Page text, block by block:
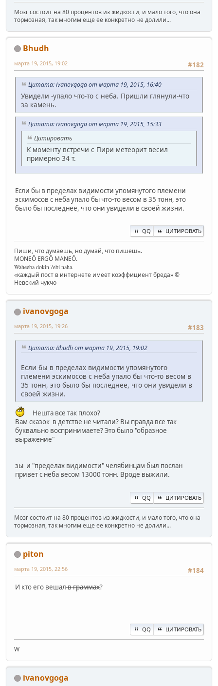
Мозг состоит на 80 процентов из жидкости, и мало того, что она
тормозная, так многим еще ее конкретно не долили...
Bhudh
#182
марта 19, 2015, 19:02
Цитата: ivanovgoga от марта 19, 2015, 16:40
Увидели -упало что-то с неба. Пришли глянули-что
за камень.
Цитата: ivanovgoga от марта 19, 2015, 15:33
Цитировать
К моменту встречи с Пири метеорит весил
примерно 34 т.
Если бы в пределах видимости упомянутого племени
эскимосов с неба упало бы что-то весом в 35 тонн, это
было бы последнее, что они увидели в своей жизни.
QQ ЦИТИРОВАТЬ
Пиши, что думаешь, но думай, что пишешь.
MONEŌ ERGŌ MANEŌ.
Waheeba dokin ʔebi naha.
«каждый пост в интернете имеет коэффициент бреда» ©
Невский чукчо
ivanovgoga
#183
марта 19, 2015, 19:26
Цитата: Bhudh от марта 19, 2015, 19:02
Если бы в пределах видимости упомянутого
племени эскимосов с неба упало бы что-то весом в
35 тонн, это было бы последнее, что они увидели в
своей жизни.
Нешта все так плохо?
Вам сказок в детстве не читали? Вы правда все так
буквально воспринимаете? Это было "образное
выражение"
зы и "пределах видимости" челябинцам был послан
привет с неба весом 13000 тонн. Вроде выжили.
QQ ЦИТИРОВАТЬ
Мозг состоит на 80 процентов из жидкости, и мало того, что она
тормозная, так многим еще ее конкретно не долили...
piton
#184
марта 19, 2015, 22:56
И кто его вешалв граммах?
QQ ЦИТИРОВАТЬ
W
ivanovgoga